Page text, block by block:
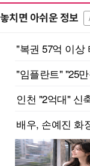
놓치면 아쉬운 정보